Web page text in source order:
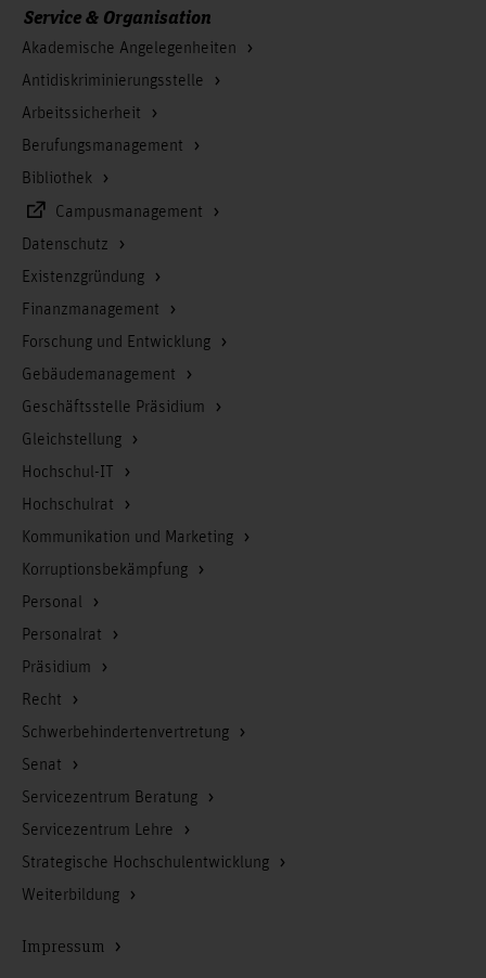
Service & Organisation
Akademische Angelegenheiten
Antidiskriminierungsstelle
Arbeitssicherheit
Berufungsmanagement
Bibliothek
Campusmanagement
Datenschutz
Existenzgründung
Finanzmanagement
Forschung und Entwicklung
Gebäudemanagement
Geschäftsstelle Präsidium
Gleichstellung
Hochschul-IT
Hochschulrat
Kommunikation und Marketing
Korruptionsbekämpfung
Personal
Personalrat
Präsidium
Recht
Schwerbehindertenvertretung
Senat
Servicezentrum Beratung
Servicezentrum Lehre
Strategische Hochschulentwicklung
Weiterbildung
Impressum